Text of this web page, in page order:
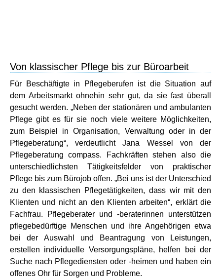
Von klassischer Pflege bis zur Büroarbeit
Für Beschäftigte in Pflegeberufen ist die Situation auf
dem Arbeitsmarkt ohnehin sehr gut, da sie fast überall
gesucht werden. „Neben der stationären und ambulanten
Pflege gibt es für sie noch viele weitere Möglichkeiten,
zum Beispiel in Organisation, Verwaltung oder in der
Pflegeberatung“, verdeutlicht Jana Wessel von der
Pflegeberatung compass. Fachkräften stehen also die
unterschiedlichsten Tätigkeitsfelder von praktischer
Pflege bis zum Bürojob offen. „Bei uns ist der Unterschied
zu den klassischen Pflegetätigkeiten, dass wir mit den
Klienten und nicht an den Klienten arbeiten“, erklärt die
Fachfrau. Pflegeberater und -beraterinnen unterstützen
pflegebedürftige Menschen und ihre Angehörigen etwa
bei der Auswahl und Beantragung von Leistungen,
erstellen individuelle Versorgungspläne, helfen bei der
Suche nach Pflegediensten oder -heimen und haben ein
offenes Ohr für Sorgen und Probleme.